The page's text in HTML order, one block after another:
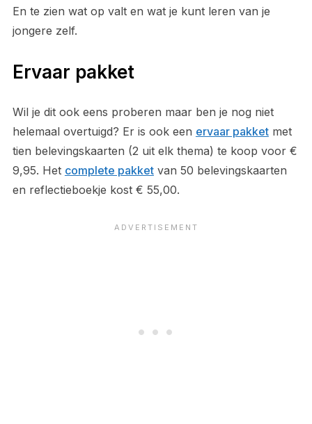
En te zien wat op valt en wat je kunt leren van je
jongere zelf.
Ervaar pakket
Wil je dit ook eens proberen maar ben je nog niet
helemaal overtuigd? Er is ook een ervaar pakketmet
tien belevingskaarten (2 uit elk thema) te koop voor €
9,95. Het complete pakketvan 50 belevingskaarten
en reflectieboekje kost € 55,00.